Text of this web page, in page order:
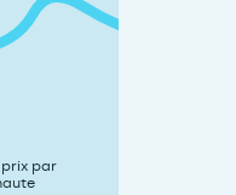
prix par